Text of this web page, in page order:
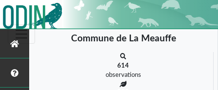
Commune de La Meauffe
614
observations